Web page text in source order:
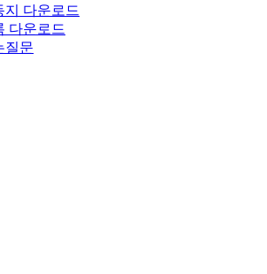
지 다운로드
다운로드
질문